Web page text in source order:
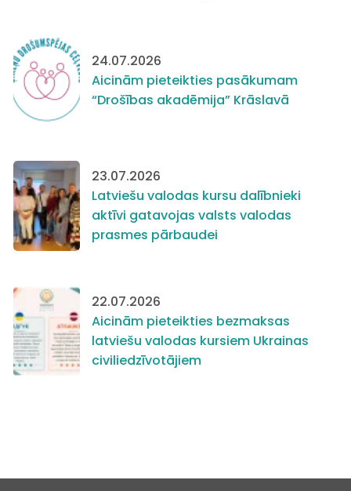
24.07.2026
Aicinām pieteikties pasākumam
“Drošības akadēmija” Krāslavā
23.07.2026
Latviešu valodas kursu dalībnieki
aktīvi gatavojas valsts valodas
prasmes pārbaudei
22.07.2026
Aicinām pieteikties bezmaksas
latviešu valodas kursiem Ukrainas
civiliedzīvotājiem